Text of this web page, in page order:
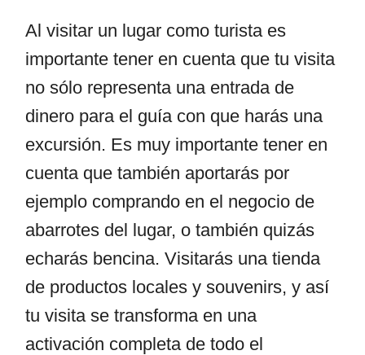
Al visitar un lugar como turista es
importante tener en cuenta que tu visita
no sólo representa una entrada de
dinero para el guía con que harás una
excursión. Es muy importante tener en
cuenta que también aportarás por
ejemplo comprando en el negocio de
abarrotes del lugar, o también quizás
echarás bencina. Visitarás una tienda
de productos locales y souvenirs, y así
tu visita se transforma en una
activación completa de todo el